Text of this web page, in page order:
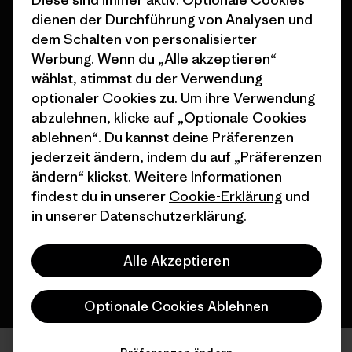
Geschenkgutscheine
Stores in deiner
Nähe
Patagonia Deutschland
Seitenverzeichnis
© 2026 Patagonia, Inc. All Rights Reserved.
Deutsch
dienen der Durchführung von Analysen und
dem Schalten von personalisierter
Werbung. Wenn du „Alle akzeptieren“
wählst, stimmst du der Verwendung
optionaler Cookies zu. Um ihre Verwendung
abzulehnen, klicke auf „Optionale Cookies
ablehnen“. Du kannst deine Präferenzen
jederzeit ändern, indem du auf „Präferenzen
ändern“ klickst. Weitere Informationen
findest du in unserer Cookie-Erklärung und
in unserer Datenschutzerklärung.
Alle Akzeptieren
Optionale Cookies Ablehnen